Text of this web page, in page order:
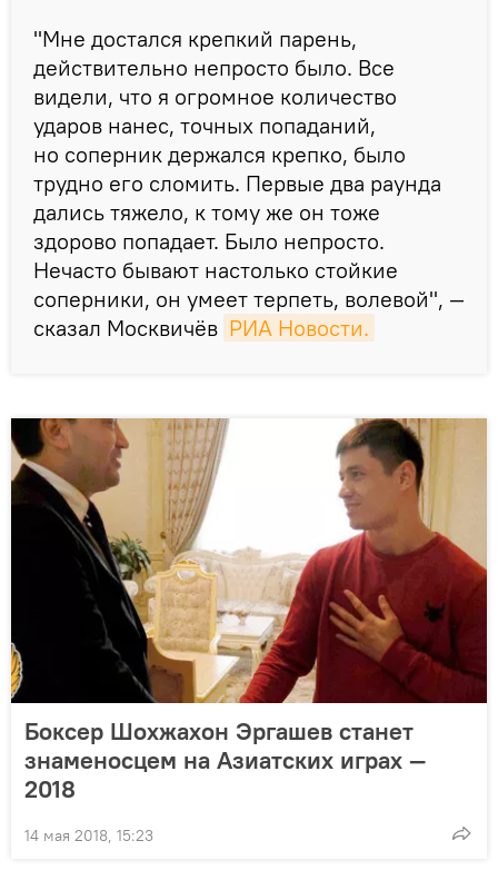
"Мне достался крепкий парень,
действительно непросто было. Все
видели, что я огромное количество
ударов нанес, точных попаданий,
но соперник держался крепко, было
трудно его сломить. Первые два раунда
дались тяжело, к тому же он тоже
здорово попадает. Было непросто.
Нечасто бывают настолько стойкие
соперники, он умеет терпеть, волевой", —
сказал Москвичёв РИА Новости.
Боксер Шохжахон Эргашев станет
знаменосцем на Азиатских играх —
2018
14 мая 2018, 15:23